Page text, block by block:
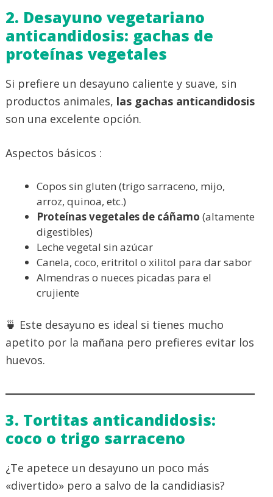
2. Desayuno vegetariano
anticandidosis: gachas de
proteínas vegetales
Si prefiere un desayuno caliente y suave, sin
productos animales, las gachas anticandidosis
son una excelente opción.
Aspectos básicos :
Copos sin gluten (trigo sarraceno, mijo,
arroz, quinoa, etc.)
Proteínas vegetales de cáñamo (altamente
digestibles)
Leche vegetal sin azúcar
Canela, coco, eritritol o xilitol para dar sabor
Almendras o nueces picadas para el
crujiente
🍵 Este desayuno es ideal si tienes mucho
apetito por la mañana pero prefieres evitar los
huevos.
3. Tortitas anticandidosis:
coco o trigo sarraceno
¿Te apetece un desayuno un poco más
«divertido» pero a salvo de la candidiasis?